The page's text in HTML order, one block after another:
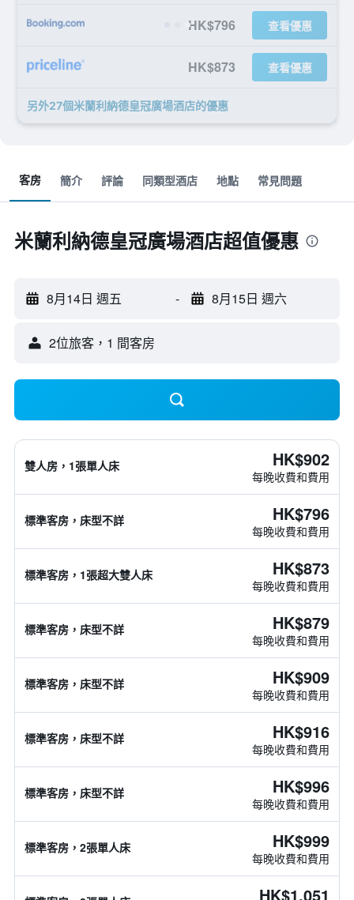
HK$796 查看優惠
HK$873 查看優惠
另外27個米蘭利納德皇冠廣場酒店​的優惠
客房 簡介 評論 同類型酒店 地點 常見問題
米蘭利納德皇冠廣場酒店超值優惠
8月14日 週五 - 8月15日 週六
2位旅客，1 間客房
雙人房，1張單人床 HK$902
每晚收費和費用
標準客房，床型不詳 HK$796
每晚收費和費用
標準客房，1張超大雙人床 HK$873
每晚收費和費用
標準客房，床型不詳 HK$879
每晚收費和費用
標準客房，床型不詳 HK$909
每晚收費和費用
標準客房，床型不詳 HK$916
每晚收費和費用
標準客房，床型不詳 HK$996
每晚收費和費用
標準客房，2張單人床 HK$999
每晚收費和費用
HK$1,051